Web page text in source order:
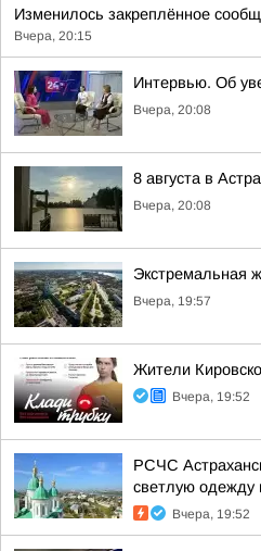
Изменилось закреплённое
Вчера, 20:15
Интервью. Об
Вчера, 20:08
8 августа в
Вчера, 20:08
Экстремальная
Вчера, 19:57
Жители
Вчера, 19:52
РСЧС
светлую одежду
Вчера, 19:52